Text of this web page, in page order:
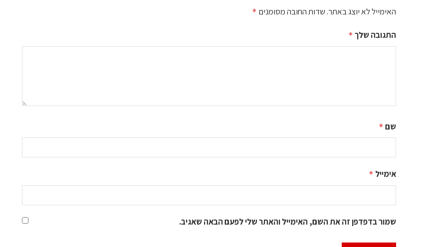
האימייל לא יוצג באתר.שדות החובה מסומנים *
התגובה שלך *
שם *
אימייל *
שמור בדפדפן זה את השם, האימייל והאתר שלי לפעם הבאה שאגיב.